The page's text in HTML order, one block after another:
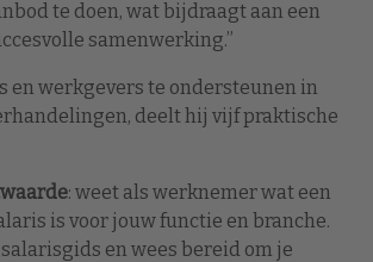
te doen, wat bijdraagt aan een
samenwerking.”
en werkgevers te ondersteunen in
deelt hij vijf praktische
: weet als werknemer wat een
is voor jouw functie en branche.
en wees bereid om je